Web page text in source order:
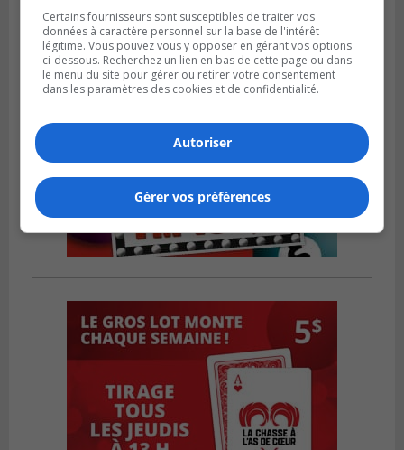
Certains fournisseurs sont susceptibles de traiter vos
données à caractère personnel sur la base de l'intérêt
légitime. Vous pouvez vous y opposer en gérant vos options
ci-dessous. Recherchez un lien en bas de cette page ou dans
le menu du site pour gérer ou retirer votre consentement
dans les paramètres des cookies et de confidentialité.
Autoriser
Gérer vos préférences